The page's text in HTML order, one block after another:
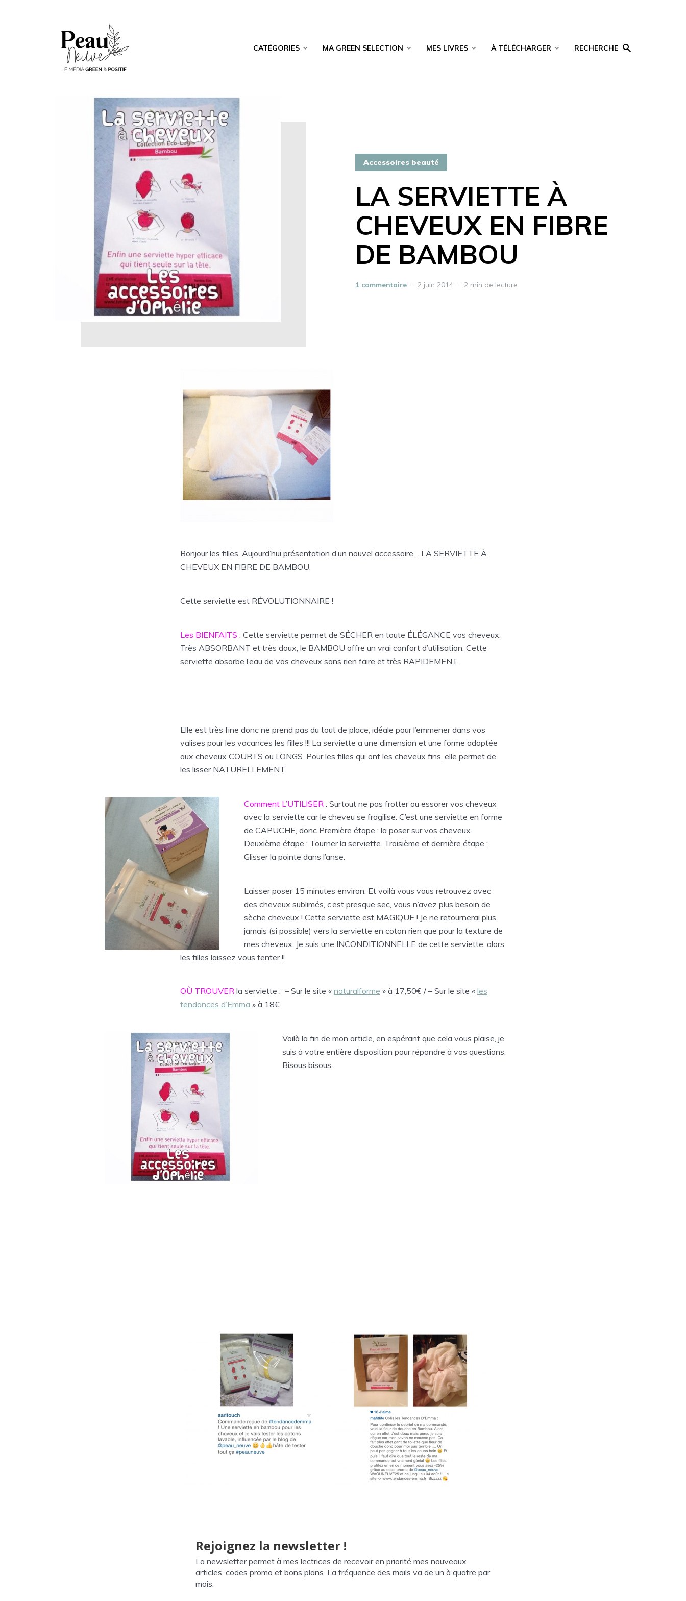
CATÉGORIES MA GREEN SELECTION MES LIVRES À TÉLÉCHARGER RECHERCHE
Accessoires beauté
LA SERVIETTE À
CHEVEUX EN FIBRE
DE BAMBOU
1 commentaire 2 juin 2014 2 min de lecture
Bonjour les filles, Aujourd’hui présentation d’un nouvel accessoire… LA SERVIETTE À
CHEVEUX EN FIBRE DE BAMBOU.
Cette serviette est RÉVOLUTIONNAIRE !
Les BIENFAITS : Cette serviette permet de SÉCHER en toute ÉLÉGANCE vos cheveux.
Très ABSORBANT et très doux, le BAMBOU offre un vrai confort d’utilisation. Cette
serviette absorbe l’eau de vos cheveux sans rien faire et très RAPIDEMENT.
Elle est très fine donc ne prend pas du tout de place, idéale pour l’emmener dans vos
valises pour les vacances les filles !!! La serviette a une dimension et une forme adaptée
aux cheveux COURTS ou LONGS. Pour les filles qui ont les cheveux fins, elle permet de
les lisser NATURELLEMENT.
Comment L’UTILISER : Surtout ne pas frotter ou essorer vos cheveux
avec la serviette car le cheveu se fragilise. C’est une serviette en forme
de CAPUCHE, donc Première étape : la poser sur vos cheveux.
Deuxième étape : Tourner la serviette. Troisième et dernière étape :
Glisser la pointe dans l’anse.
Laisser poser 15 minutes environ. Et voilà vous vous retrouvez avec
des cheveux sublimés, c’est presque sec, vous n’avez plus besoin de
sèche cheveux ! Cette serviette est MAGIQUE ! Je ne retournerai plus
jamais (si possible) vers la serviette en coton rien que pour la texture de
mes cheveux. Je suis une INCONDITIONNELLE de cette serviette, alors
les filles laissez vous tenter !!
OÙ TROUVER la serviette : – Sur le site « naturalforme » à 17,50€ / – Sur le site « les
tendances d’Emma » à 18€.
Voilà la fin de mon article, en espérant que cela vous plaise, je
suis à votre entière disposition pour répondre à vos questions.
Bisous bisous.
Rejoignez la newsletter !
La newsletter permet à mes lectrices de recevoir en priorité mes nouveaux
articles, codes promo et bons plans. La fréquence des mails va de un à quatre par
mois.